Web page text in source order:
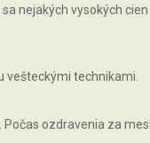
nejakých vysokých
vešteckými technikami.
ozdravenia za